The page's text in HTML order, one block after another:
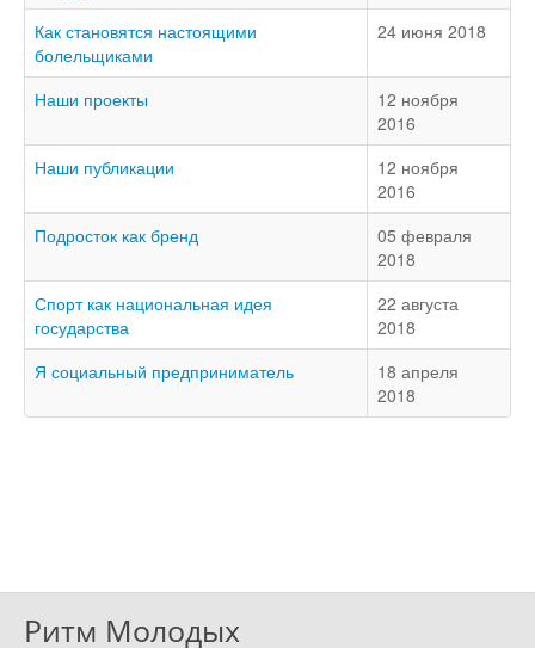
Как становятся настоящими
болельщиками
24 июня 2018
Наши проекты
12 ноября
2016
Наши публикации
12 ноября
2016
Подросток как бренд
05 февраля
2018
Спорт как национальная идея
государства
22 августа
2018
Я социальный предприниматель
18 апреля
2018
Ритм Молодых